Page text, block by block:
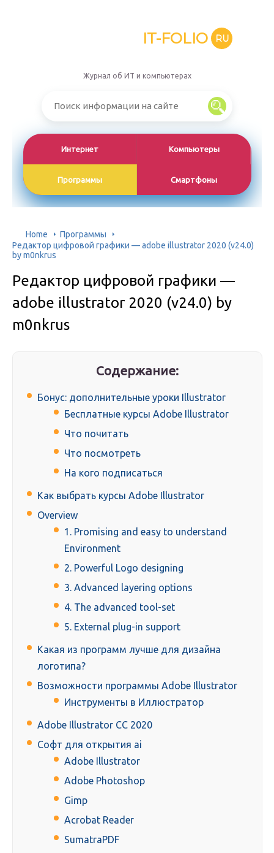
IT-FOLIO RU
Журнал об ИТ и компьютерах
Интернет Компьютеры
Программы Смартфоны
Home
Программы
Редактор цифровой графики — adobe illustrator 2020 (v24.0)
by m0nkrus
Редактор цифровой графики —
adobe illustrator 2020 (v24.0) by
m0nkrus
Содержание:
Бонус: дополнительные уроки Illustrator
Бесплатные курсы Adobe Illustrator
Что почитать
Что посмотреть
На кого подписаться
Как выбрать курсы Adobe Illustrator
Overview
1. Promising and easy to understand
Environment
2. Powerful Logo designing
3. Advanced layering options
4. The advanced tool-set
5. External plug-in support
Какая из программ лучше для дизайна
логотипа?
Возможности программы Adobe Illustrator
Инструменты в Иллюстратор
Adobe Illustrator CC 2020
Софт для открытия ai
Adobe Illustrator
Adobe Photoshop
Gimp
Acrobat Reader
SumatraPDF